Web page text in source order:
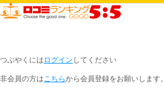
つぶやくには ログイン してください
非会員の方はこちらから会員登録をお願いします。